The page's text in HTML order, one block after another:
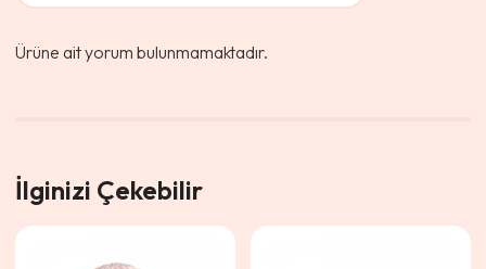
Ürüne ait yorum bulunmamaktadır.
İlginizi Çekebilir